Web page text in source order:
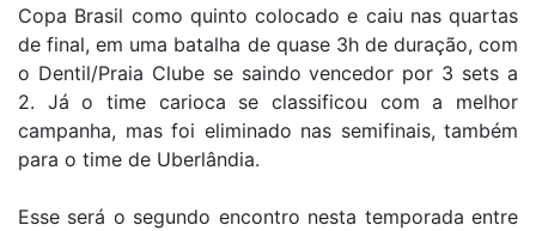
Copa Brasil como quinto colocado e caiu nas quartas
de final, em uma batalha de quase 3h de duração, com
o Dentil/Praia Clube se saindo vencedor por 3 sets a
2. Já o time carioca se classificou com a melhor
campanha, mas foi eliminado nas semifinais, também
para o time de Uberlândia.
Esse será o segundo encontro nesta temporada entre